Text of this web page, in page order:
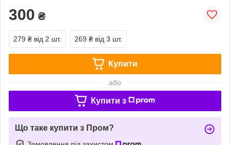
300 ₴
279 ₴ від 2 шт. 269 ₴ від 3 шт.
Купити
або
Купити з
Що таке купити з Пром?